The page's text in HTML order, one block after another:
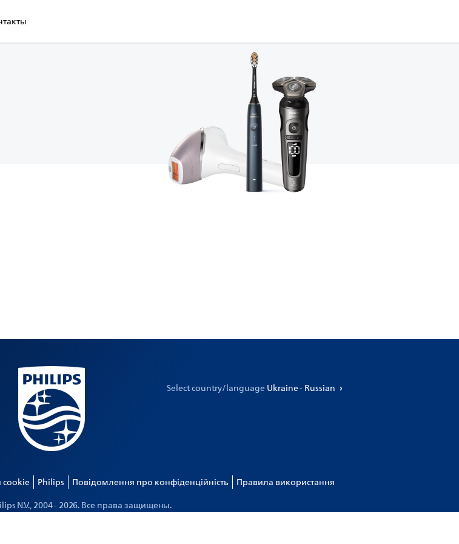
Select country/language Ukraine - Russian
Philips Повідомлення про конфіденційність Правила використання
N.V., 2004 -2026. Все права защищены.